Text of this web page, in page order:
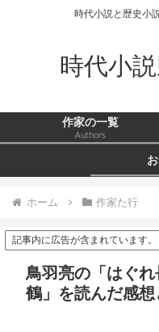
時代小説と歴史小
時代小
作家の一覧
Authors
ホーム 作家た行
記事内に広告が含まれています。
鳥羽亮の「はぐ
鶴」を読んだ感想